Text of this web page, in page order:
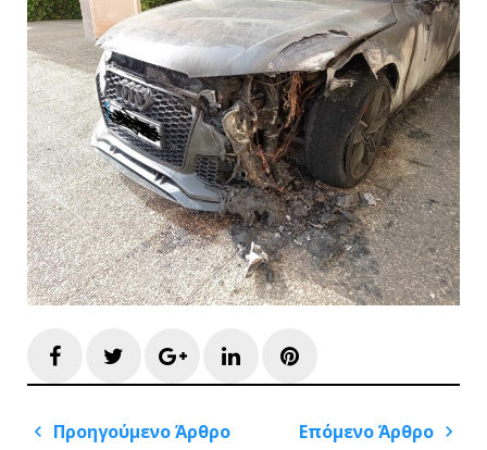
FacebookTwitterGoogle+LinkedInPinterest
Πλοήγηση
Προηγούμενο Άρθρο
Επόμενο Άρθρο